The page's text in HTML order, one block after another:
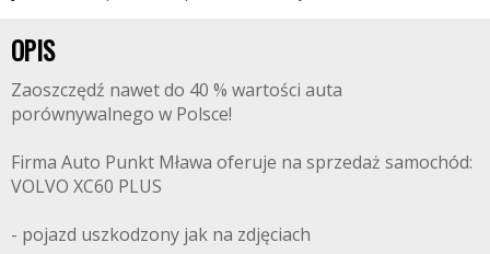
OPIS
Zaoszczędź nawet do 40 % wartości auta
porównywalnego w Polsce!
Firma Auto Punkt Mława oferuje na sprzedaż samochód:
VOLVO XC60 PLUS
- pojazd uszkodzony jak na zdjęciach